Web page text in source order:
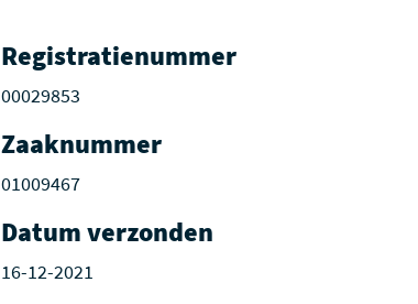
Registratienummer
00029853
Zaaknummer
01009467
Datum verzonden
16-12-2021